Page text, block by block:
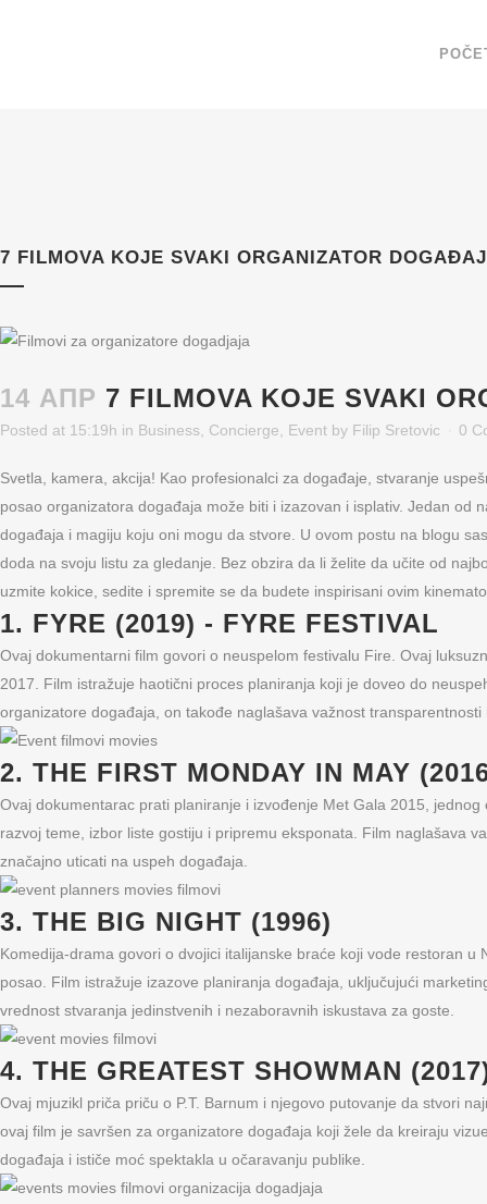
7 FILMOVA KOJE SVAKI ORGANIZATOR
14 АПР 7 FILMOVA KOJE SVAKI
Posted at 15:19h in Business Concierge Event by Filip Sretovic 0
Svetla, kamera, akcija! Kao profesionalci za događaje, stvaranje
posao organizatora događaja može biti i izazovan i isplativ. Jedan od
događaja i magiju koju oni mogu da stvore. U ovom postu na blogu
doda na svoju listu za gledanje. Bez obzira da li želite da učite od
uzmite kokice, sedite i spremite se da budete inspirisani ovim
1. FYRE (2019) - FYRE FESTIVAL
Ovaj dokumentarni film govori o neuspelom festivalu Fire. Ovaj
2017. Film istražuje haotični proces planiranja koji je doveo do
organizatore događaja, on takođe naglašava važnost
2. THE FIRST MONDAY IN MAY
Ovaj dokumentarac prati planiranje i izvođenje Met Gala 2015,
razvoj teme, izbor liste gostiju i pripremu eksponata. Film naglašava
značajno uticati na uspeh događaja.
3. THE BIG NIGHT (1996)
Komedija-drama govori o dvojici italijanske braće koji vode restoran
posao. Film istražuje izazove planiranja događaja, uključujući
vrednost stvaranja jedinstvenih i nezaboravnih iskustava za goste.
4. THE GREATEST SHOWMAN
Ovaj mjuzikl priča priču o P.T. Barnum i njegovo putovanje da stvori
ovaj film je savršen za organizatore događaja koji žele da kreiraju
događaja i ističe moć spektakla u očaravanju publike.